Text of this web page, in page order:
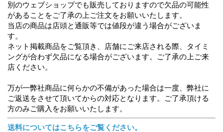
別のウェブショップでも販売しておりますので欠品の可能性
があることをご了承の上ご注文をお願いいたします。
当店の商品は店頭と通販等では値段が違う場合がございま
す。
ネット掲載商品をご覧頂き、店舗にご来店される際、タイミ
ングが合わず欠品になる場合がございます。ご了承の上ご来
店ください。
万が一弊社商品に何らかの不備があった場合は一度、弊社に
ご返送をさせて頂いてからの対応となります。ご了承頂ける
方のみご購入をお願いいたします。
送料についてはこちらをご覧ください。